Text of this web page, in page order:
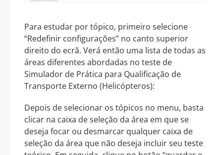
Para estudar por tópico, primeiro selecione
“Redefinir configurações” no canto superior
direito do ecrã. Verá então uma lista de todas as
áreas diferentes abordadas no teste de
Simulador de Prática para Qualificação de
Transporte Externo (Helicópteros):
Depois de selecionar os tópicos no menu, basta
clicar na caixa de seleção da área em que se
deseja focar ou desmarcar qualquer caixa de
seleção da área que não deseja incluir seu teste